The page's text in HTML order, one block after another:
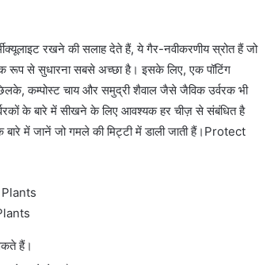
रखने की सलाह देते हैं, ये गैर-नवीकरणीय स्रोत हैं जो
रूप से सुधारना सबसे अच्छा है। इसके लिए, एक पॉटिंग
कम्पोस्ट चाय और समुद्री शैवाल जैसे जैविक उर्वरक भी
के बारे में सीखने के लिए आवश्यक हर चीज़ से संबंधित है
में जानें जो गमले की मिट्टी में डाली जाती हैं।Protect
हैं।